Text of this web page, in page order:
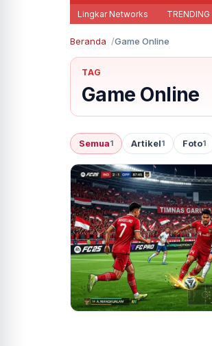
Lingkar Networks TRENDING
Beranda Game Online
TAG
Game Online
Semua1 Artikel1 Foto1